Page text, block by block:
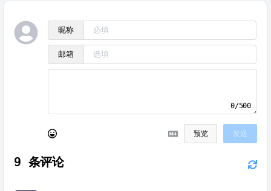
昵称
邮箱
0/500
预览 发送
9 条评论